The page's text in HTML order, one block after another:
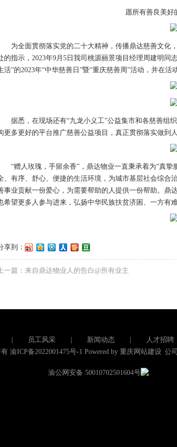
愿所有善良美好
为全面贯彻落实党的二十大精神，传播鼎达慈善文化
的指示，2023年9月5日我司桃源丽景项目经理周建明
活”的2023年“中华慈善日”暨“重庆慈善周”活动，并在活
据悉，在现场还有“九龙小义工”公益集市和各慈善组
更多更好的平台推广慈善公益项目，真正贯彻落实做到
“赠人玫瑰，手留余香”，鼎达物业一直秉承着为“真
、有序、舒心、便捷的生活环境，为城市基层社会综合
事业贡献一份爱心，为需要帮助的人提供一份帮助。鼎
希望更多人参与进来，弘扬中华民族扶贫济困、一方有
享到：
一篇： 来自鼎达物业人的告白@所有业主
员工风采 新闻动态 人才招聘
渝ICP备2022001475号-1 Powered by 重庆网站建设 公
渝公网安备 50010702501604号